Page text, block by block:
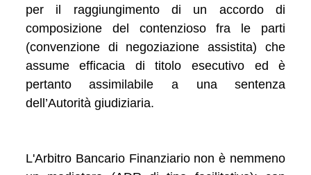
per il raggiungimento di un accordo di
composizione del contenzioso fra le parti
(convenzione di negoziazione assistita) che
assume efficacia di titolo esecutivo ed è
pertanto assimilabile a una sentenza
dell’Autorità giudiziaria.
L'Arbitro Bancario Finanziario non è nemmeno